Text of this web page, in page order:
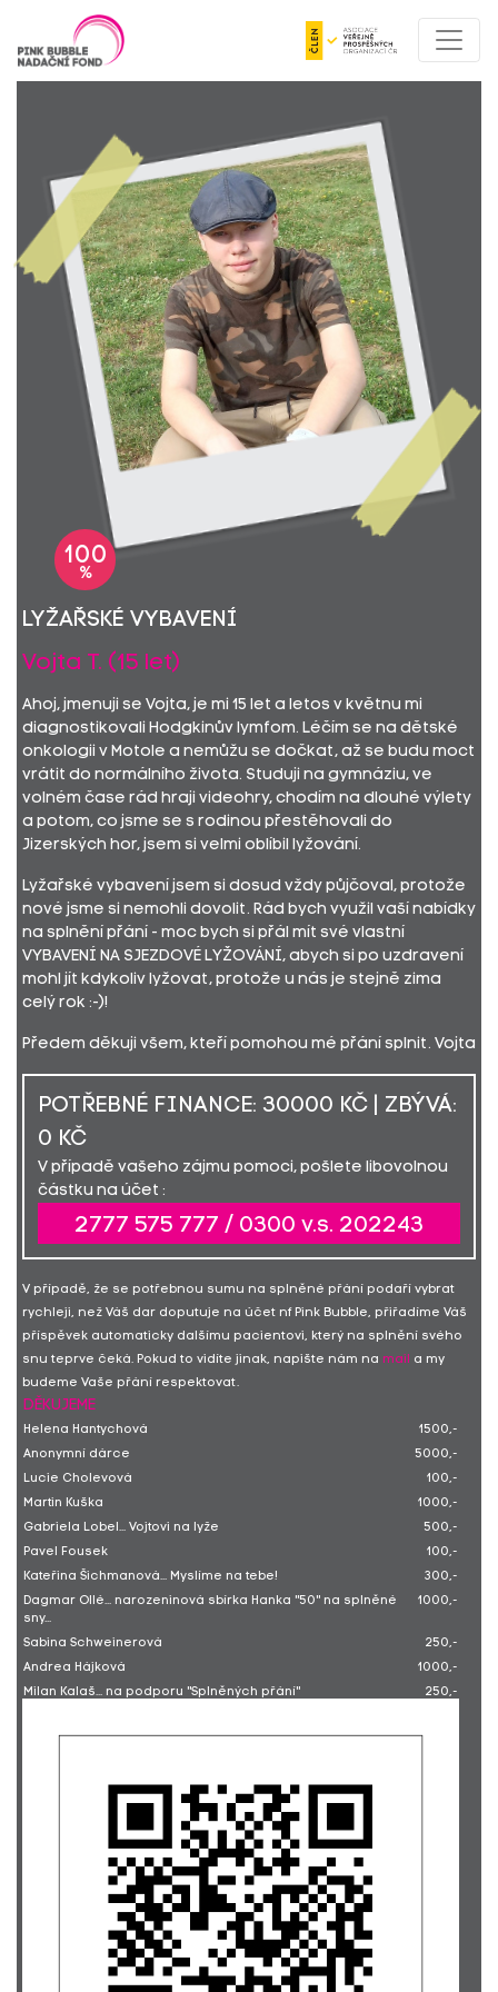
100
%
Lyžařské vybavení
Vojta T. (15 let)
Ahoj, jmenuji se Vojta, je mi 15 let a letos v květnu mi
diagnostikovali Hodgkinův lymfom. Léčím se na dětské
onkologii v Motole a nemůžu se dočkat, až se budu moct
vrátit do normálního života. Studuji na gymnáziu, ve
volném čase rád hraji videohry, chodím na dlouhé výlety
a potom, co jsme se s rodinou přestěhovali do
Jizerských hor, jsem si velmi oblíbil lyžování.
Lyžařské vybavení jsem si dosud vždy půjčoval, protože
nové jsme si nemohli dovolit. Rád bych využil vaší nabídky
na splnění přání - moc bych si přál mít své vlastní
VYBAVENÍ NA SJEZDOVÉ LYŽOVÁNÍ, abych si po uzdravení
mohl jít kdykoliv lyžovat, protože u nás je stejně zima
celý rok :-)!
Předem děkuji všem, kteří pomohou mé přání splnit. Vojta
POTŘEBNÉ FINANCE: 30000 KČ | ZBÝVÁ:
0 KČ
V případě vašeho zájmu pomoci, pošlete libovolnou
částku na účet :
2777 575 777 / 0300 v.s. 202243
V případě, že se potřebnou sumu na splněné přání podaří vybrat
rychleji, než Váš dar doputuje na účet nf Pink Bubble, přiřadíme Váš
příspěvek automaticky dalšímu pacientovi, který na splnění svého
snu teprve čeká. Pokud to vidíte jinak, napište nám na mail
a my
budeme Vaše přání respektovat.
DĚKUJEME
Helena Hantychová
1500,-
Anonymní dárce
5000,-
Lucie Cholevová
100,-
Martin Kuška
1000,-
Gabriela Lobel... Vojtovi na lyže
500,-
Pavel Fousek
100,-
Kateřina Šichmanová... Myslíme na tebe!
300,-
Dagmar Ollé... narozeninová sbírka Hanka "50" na splněné
sny...
1000,-
Sabina Schweinerová
250,-
Andrea Hájková
1000,-
Milan Kalaš... na podporu "Splněných přání"
250,-
splněné sny...
Robert Poledník... 21 Kč každý den oko bere
Michaela Pflanzerová... narozeninová sbírka Hanka "50" na
Markéta Geierová... Pink Bubble
Martina Šmuková... narozeninová sbírka Hanka "50" na
Jana Paletářová... narozeninová sbírka Hanka "50" na
Veronika Hlasová